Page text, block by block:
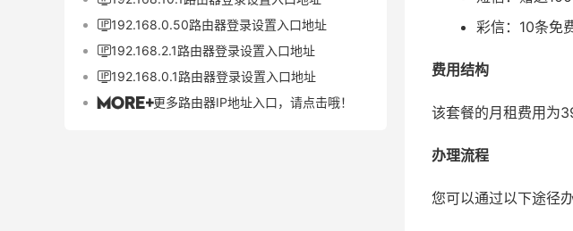
彩信：10条免
费用结构
该套餐的月租费用为
办理流程
您可以通过以下途径
192.168.0.50路由器登录设置入口地址
192.168.2.1路由器登录设置入口地址
192.168.0.1路由器登录设置入口地址
更多路由器IP地址入口，请点击哦！